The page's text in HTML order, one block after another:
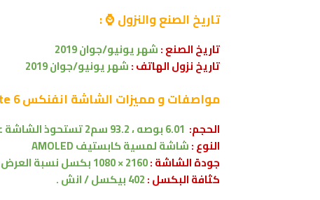
تاريخ الصنع والنزول ⌚ :
تاريخ الصنع :شهريونيو/جوان2019
تاريخ نزول الهاتف :شهريونيو/جوان2019
مواصفاتو مميزات الشاشةانفنكس Infinix Note 6
الحجم: ،93.2 سم2 تستحوذ الشاشة على
النوع :شاشة لمسيةكابستيفAMOLED
جودة الشاشة :2160 × 1080 بكسل
نسبة العرض 18:9
كثافة البكسل :402 بيكسل / انش .